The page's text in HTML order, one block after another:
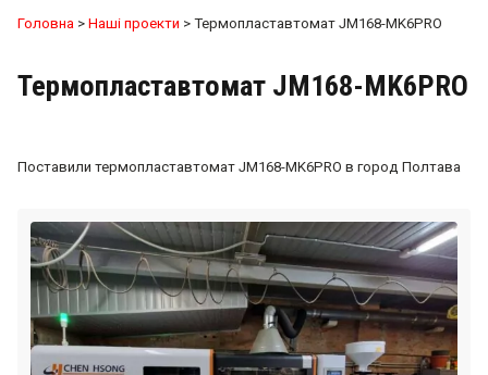
Головна > Наші проекти > Термопластавтомат JM168-MK6PRO
Термопластавтомат JM168-MK6PRO
Поставили термопластавтомат JM168-MK6PRO в город Полтава